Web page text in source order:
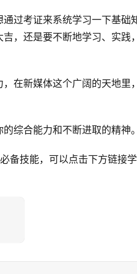
过考证来系统学习一下基础
，还是要不断地学习、实践
在新媒体这个广阔的天地里
综合能力和不断进取的精神。
备技能，可以点击下方链接